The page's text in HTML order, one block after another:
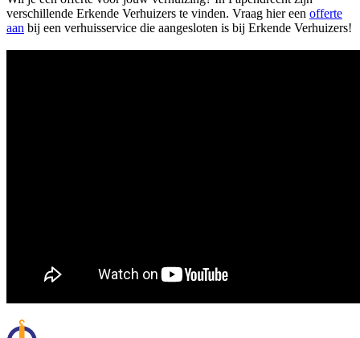
verschillende Erkende Verhuizers te vinden. Vraag hier een offerte
aan bij een verhuisservice die aangesloten is bij Erkende Verhuizers!